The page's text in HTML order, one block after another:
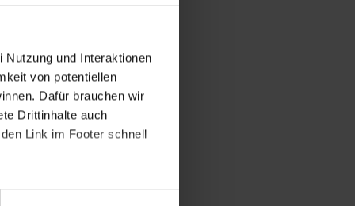
Nutzung und Interaktionen
von potentiellen
Dafür brauchen wir
Drittinhalte auch
Link im Footer schnell